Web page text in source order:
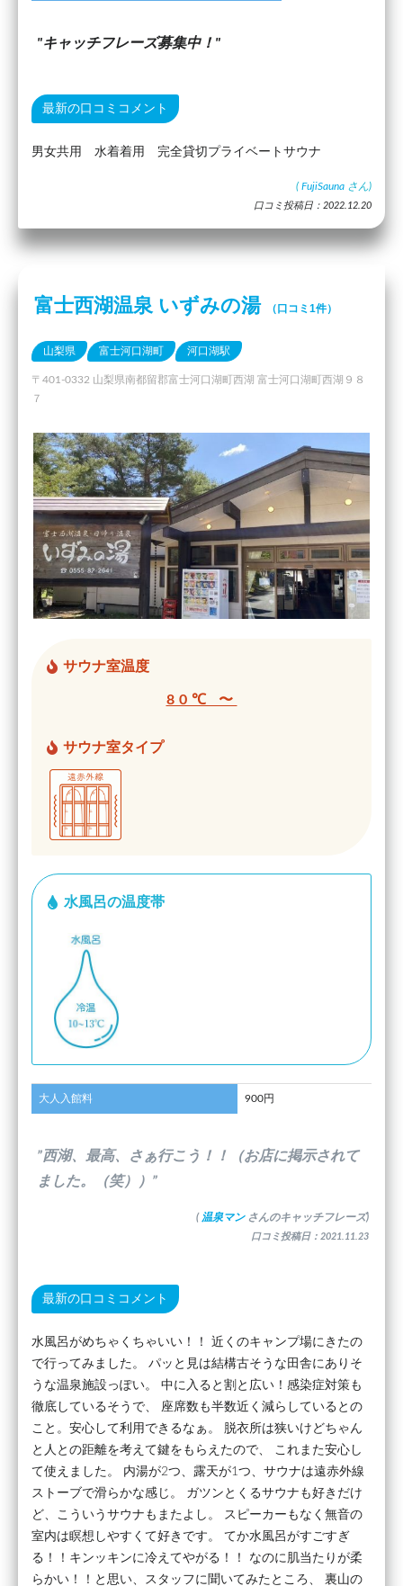
キャッチフレーズ募集中！
最新の口コミコメント
男女共用 水着着用 完全貸切プライベートサウナ
( FujiSauna さん)
口コミ投稿日：2022.12.20
富士西湖温泉 いずみの湯 （口コミ1件）
山梨県 富士河口湖町 河口湖駅
〒401-0332 山梨県南都留郡富士河口湖町西湖 富士河口湖町西湖９８
７
サウナ室温度
80℃ 〜
サウナ室タイプ
水風呂の温度帯
大人入館料 900円
”西湖、最高、さぁ行こう！！（お店に掲示されて
ました。（笑））”
( 温泉マン さんのキャッチフレーズ)
口コミ投稿日：2021.11.23
最新の口コミコメント
水風呂がめちゃくちゃいい！！ 近くのキャンプ場にきたの
で行ってみました。 パッと見は結構古そうな田舎にありそ
うな温泉施設っぽい。 中に入ると割と広い！感染症対策も
徹底しているそうで、 座席数も半数近く減らしているとの
こと。安心して利用できるなぁ。 脱衣所は狭いけどちゃん
と人との距離を考えて鍵をもらえたので、 これまた安心し
て使えました。 内湯が2つ、露天が1つ、サウナは遠赤外線
ストーブで滑らかな感じ。 ガツンとくるサウナも好きだけ
ど、こういうサウナもまたよし。 スピーカーもなく無音の
室内は瞑想しやすくて好きです。 てか水風呂がすごすぎ
る！！キンッキンに冷えてやがる！！ なのに肌当たりが柔
らかい！！と思い、スタッフに聞いてみたところ、 裏山の